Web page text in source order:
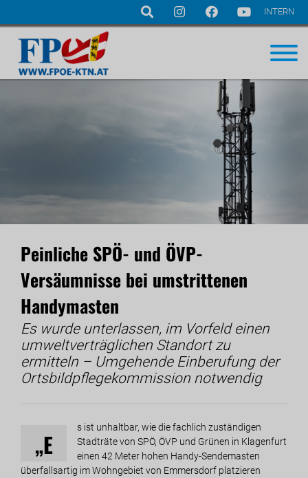
INTERN
Peinliche SPÖ- und ÖVP-
Versäumnisse bei umstrittenen
Handymasten
Es wurde unterlassen, im Vorfeld einen
umweltverträglichen Standort zu
ermitteln – Umgehende Einberufung der
Ortsbildpflegekommission notwendig
„E
s ist unhaltbar, wie die fachlich zuständigen
Stadträte von SPÖ, ÖVP und Grünen in Klagenfurt
einen 42 Meter hohen Handy-Sendemasten
überfallsartig im Wohngebiet von Emmersdorf platzieren